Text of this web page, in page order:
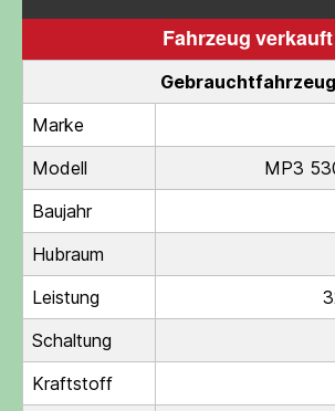
Fahrzeug verkauft
Gebrauchtfahrzeug
Marke
Modell
MP3
Baujahr
Hubraum
Leistung
Schaltung
Kraftstoff